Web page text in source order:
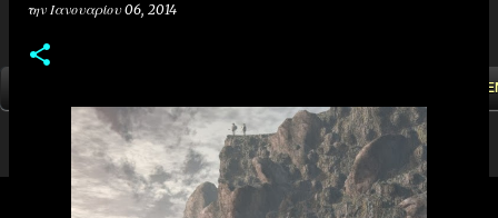
την Ιανουαρίου 06, 2014